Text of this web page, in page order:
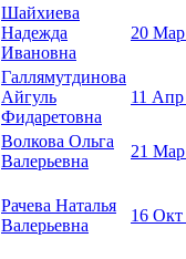
Шайхиева
Надежда
Ивановна
20
Галлямутдинова
Айгуль
Фидаретовна
11 Апр
Волкова Ольга
Валерьевна
21
Рачева Наталья
Валерьевна
16 Окт